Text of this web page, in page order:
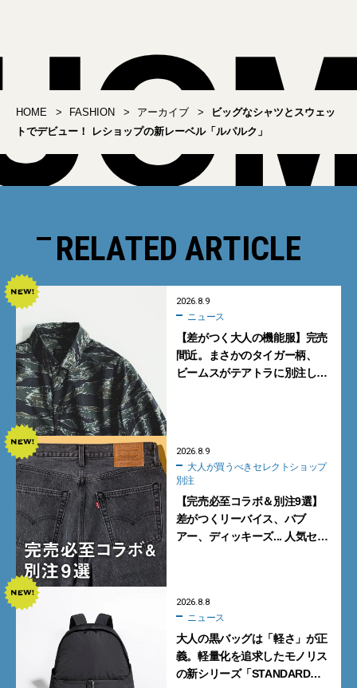
HOME FASHION アーカイブ
ビッグなシャツとスウェッ
トでデビュー！ レショップの新レーベル「ルパルク」
RELATED ARTICLE
2026.8.9
ニュース
【差がつく大人の機能服】完売
間近。まさかのタイガー柄、
ビームスがテアトラに別注した
2026.8.9
別注
【完売必至コラボ＆別注9選】
差がつくリーバイス、バブ
アー、ディッキーズ... 人気セレ
2026.8.8
ニュース
大人の黒バッグは「軽さ」が正
義。軽量化を追求したモノリス
の新シリーズ「STANDARD